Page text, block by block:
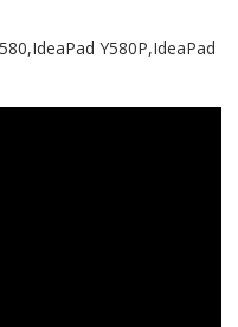
Y580P,IdeaPad